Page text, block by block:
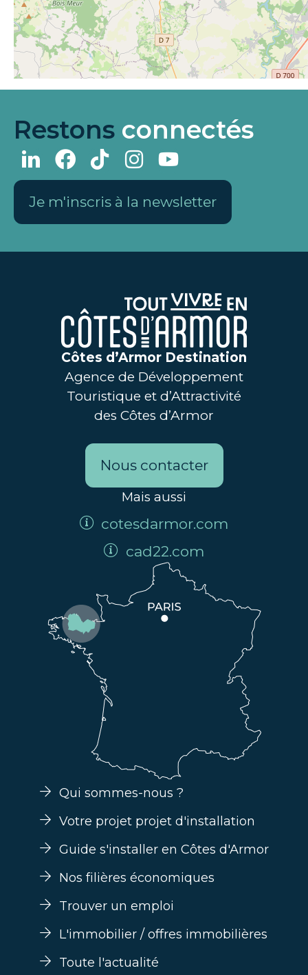
Restons connectés
Je m'inscris à la newsletter
Côtes d’Armor Destination
Agence de Développement
Touristique et d’Attractivité
des Côtes d’Armor
Nous contacter
Mais aussi
cotesdarmor.com
cad22.com
Qui sommes-nous ?
Votre projet projet d'installation
Guide s'installer en Côtes d'Armor
Nos filières économiques
Trouver un emploi
L'immobilier / offres immobilières
Toute l'actualité